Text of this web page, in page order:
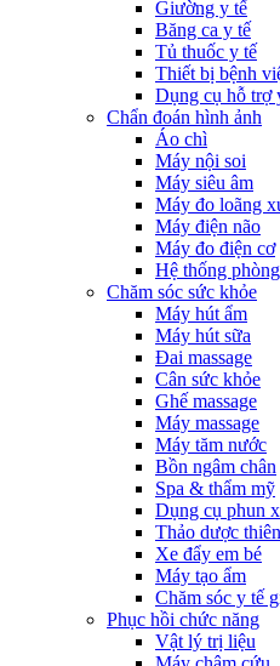
Giường y tế
Băng ca y tế
Tủ thuốc y tế
Thiết bị bệnh
Dụng cụ hỗ trợ
Chẩn đoán hình ảnh
Áo chì
Máy nội soi
Máy siêu âm
Máy đo loãng
Máy điện não
Máy đo điện cơ
Hệ thống
Chăm sóc sức khỏe
Máy hút ẩm
Máy hút sữa
Đai massage
Cân sức khỏe
Ghế massage
Máy massage
Máy tăm nước
Bồn ngâm chân
Spa & thẩm mỹ
Dụng cụ phun
Thảo dược
Xe đẩy em bé
Máy tạo ẩm
Chăm sóc y tế
Phục hồi chức năng
Vật lý trị liệu